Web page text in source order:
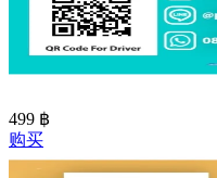
499 ฿
购买